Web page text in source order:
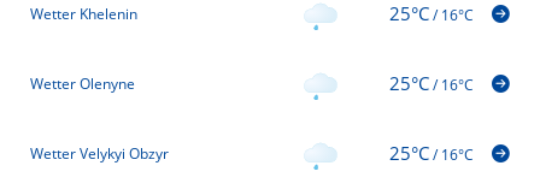
Wetter Khelenin 25°C/16°C
Wetter Olenyne 25°C/16°C
Wetter Velykyi Obzyr 25°C/16°C